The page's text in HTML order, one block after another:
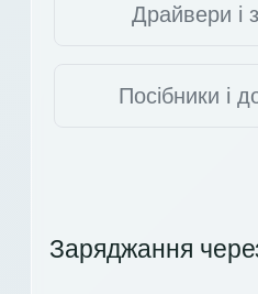
Драйвери і
Посібники і
Заряджання